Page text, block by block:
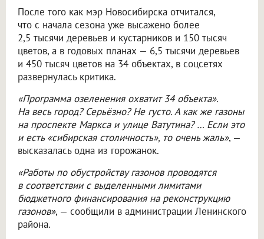
После того как мэр Новосибирска отчитался,
что с начала сезона уже высажено более
2,5 тысячи деревьев и кустарников и 150 тысяч
цветов, а в годовых планах — 6,5 тысячи деревьев
и 450 тысяч цветов на 34 объектах, в соцсетях
развернулась критика.
«Программа озеленения охватит 34 объекта».
На весь город? Серьёзно? Не густо. А как же газоны
на проспекте Маркса и улице Ватутина? … Если это
и есть «сибирская столичность», то очень жаль», —
высказалась одна из горожанок.
«Работы по обустройству газонов проводятся
в соответствии с выделенными лимитами
бюджетного финансирования на реконструкцию
газонов», — сообщили в администрации Ленинского
района.